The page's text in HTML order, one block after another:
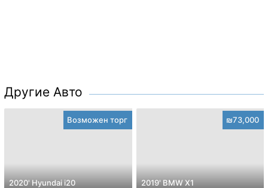
Другие Авто
Возможен торг
2020' Hyundai i20
₪73,000
2019' BMW X1